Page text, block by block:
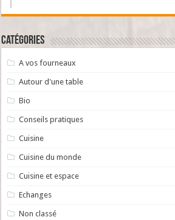
Catégories
A vos fourneaux
Autour d'une table
Bio
Conseils pratiques
Cuisine
Cuisine du monde
Cuisine et espace
Echanges
Non classé